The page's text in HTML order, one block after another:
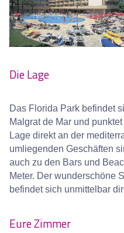
Die Lage
Das Florida Park befindet
Malgrat de Mar und
Lage direkt an der
umliegenden Geschäften
auch zu den Bars und
Meter. Der wunderschöne
befindet sich unmittelbar
Eure Zimmer